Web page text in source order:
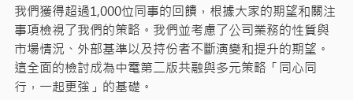
我們獲得超過1,000位同事的回饋，根據大家的期望和關注
事項檢視了我們的策略。我們並考慮了公司業務的性質與
市場情況、外部基準以及持份者不斷演變和提升的期望。
這全面的檢討成為中電第二版共融與多元策略「同心同
行，一起更強」的基礎。